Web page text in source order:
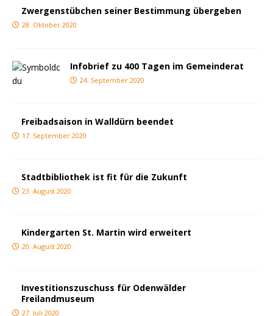
Zwergenstübchen seiner Bestimmung übergeben
28. Oktober 2020
Infobrief zu 400 Tagen im Gemeinderat
24. September 2020
Freibadsaison in Walldürn beendet
17. September 2020
Stadtbibliothek ist fit für die Zukunft
23. August 2020
Kindergarten St. Martin wird erweitert
20. August 2020
Investitionszuschuss für Odenwälder
Freilandmuseum
27. Juli 2020